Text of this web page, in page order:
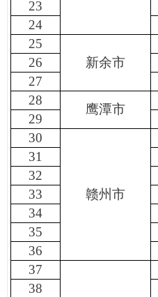
23
24
25
新余市
26
27
28
鹰潭市
29
30
赣州市
31
32
33
34
35
36
37
38